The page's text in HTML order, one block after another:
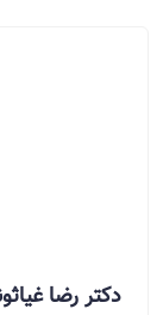
دکتر رضا